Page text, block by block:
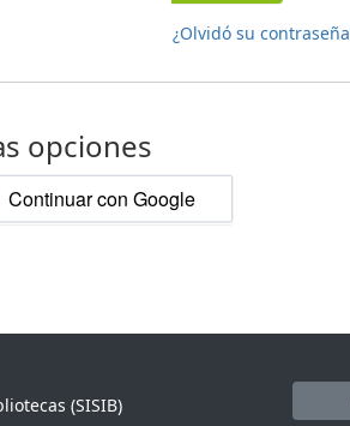
¿Olvidó su
opciones
Continuar con Google
(SISIB)